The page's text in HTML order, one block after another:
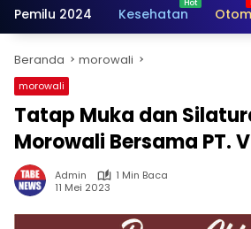
Pemilu 2024 Kesehatan
Beranda morowali
morowali
Tatap Muka dan
Morowali Bersama PT.
Admin
1 Min Baca
11 Mei 2023